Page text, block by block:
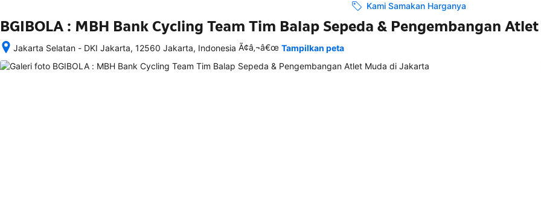
Kami Samakan Harganya
BGIBOLA : MBH Bank Cycling Team Tim Balap Sepeda & Pengembangan
Jakarta Selatan - DKI Jakarta, 12560 Jakarta, Indonesia
memesan,
Ã¢â‚¬â€œ Tampilkan peta